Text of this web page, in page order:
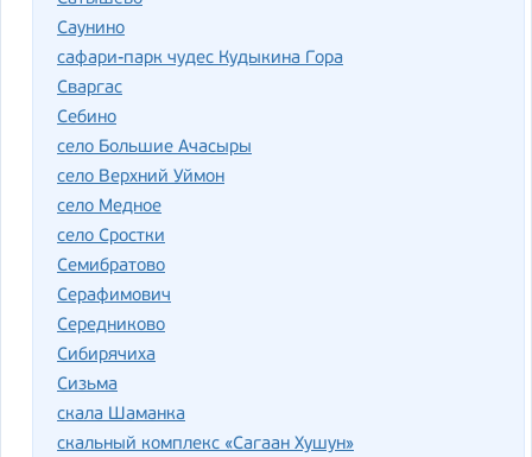
Саунино
сафари-парк чудес Кудыкина Гора
Сваргас
Себино
село Большие Ачасыры
село Верхний Уймон
село Медное
село Сростки
Семибратово
Серафимович
Середниково
Сибирячиха
Сизьма
скала Шаманка
скальный комплекс «Сагаан Хушун»